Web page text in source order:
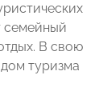
семейный
В свою
туризма